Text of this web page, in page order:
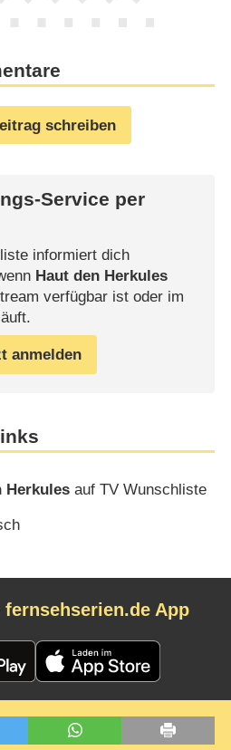
schreiben
Service per
informiert dich
Haut den Herkules
verfügbar ist oder im
anmelden
Herkules auf TV Wunschliste
fernsehserien.de App